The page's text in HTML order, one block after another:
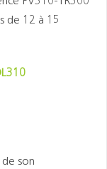
de 12 à 15
son